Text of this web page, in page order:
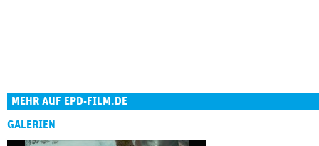
MEHR AUF EPD-FILM.DE
GALERIEN